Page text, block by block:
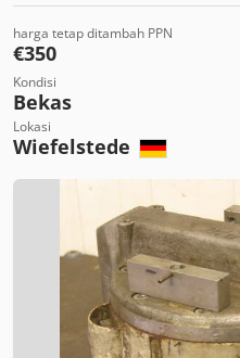
harga tetap ditambah PPN
€350
Kondisi
Bekas
Lokasi
Wiefelstede